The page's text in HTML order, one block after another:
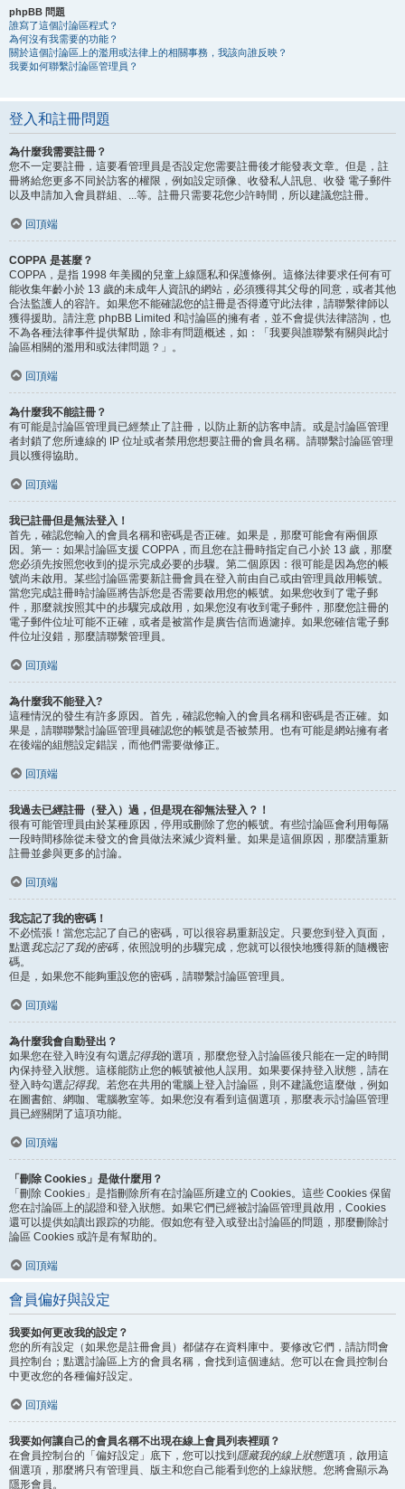
phpBB 問題
誰寫了這個討論區程式？
為何沒有我需要的功能？
關於這個討論區上的濫用或法律上的相關事務，我該向誰反映？
我要如何聯繫討論區管理員？
登入和註冊問題
為什麼我需要註冊？
您不一定要註冊，這要看管理員是否設定您需要註冊後才能發表文章。但是，註
冊將給您更多不同於訪客的權限，例如設定頭像、收發私人訊息、收發 電子郵件
以及申請加入會員群組、...等。註冊只需要花您少許時間，所以建議您註冊。
回頂端
COPPA 是甚麼？
COPPA，是指 1998 年美國的兒童上線隱私和保護條例。這條法律要求任何有可
能收集年齡小於 13 歲的未成年人資訊的網站，必須獲得其父母的同意，或者其他
合法監護人的容許。如果您不能確認您的註冊是否得遵守此法律，請聯繫律師以
獲得援助。請注意 phpBB Limited 和討論區的擁有者，並不會提供法律諮詢，也
不為各種法律事件提供幫助，除非有問題概述，如：「我要與誰聯繫有關與此討
論區相關的濫用和或法律問題？」。
回頂端
為什麼我不能註冊？
有可能是討論區管理員已經禁止了註冊，以防止新的訪客申請。或是討論區管理
者封鎖了您所連線的 IP 位址或者禁用您想要註冊的會員名稱。請聯繫討論區管理
員以獲得協助。
回頂端
我已註冊但是無法登入！
首先，確認您輸入的會員名稱和密碼是否正確。如果是，那麼可能會有兩個原
因。第一：如果討論區支援 COPPA，而且您在註冊時指定自己小於 13 歲，那麼
您必須先按照您收到的提示完成必要的步驟。第二個原因：很可能是因為您的帳
號尚未啟用。某些討論區需要新註冊會員在登入前由自己或由管理員啟用帳號。
當您完成註冊時討論區將告訴您是否需要啟用您的帳號。如果您收到了電子郵
件，那麼就按照其中的步驟完成啟用，如果您沒有收到電子郵件，那麼您註冊的
電子郵件位址可能不正確，或者是被當作是廣告信而過濾掉。如果您確信電子郵
件位址沒錯，那麼請聯繫管理員。
回頂端
為什麼我不能登入?
這種情況的發生有許多原因。首先，確認您輸入的會員名稱和密碼是否正確。如
果是，請聯聯繫討論區管理員確認您的帳號是否被禁用。也有可能是網站擁有者
在後端的組態設定錯誤，而他們需要做修正。
回頂端
我過去已經註冊（登入）過，但是現在卻無法登入？！
很有可能管理員由於某種原因，停用或刪除了您的帳號。有些討論區會利用每隔
一段時間移除從未發文的會員做法來減少資料量。如果是這個原因，那麼請重新
註冊並參與更多的討論。
回頂端
我忘記了我的密碼！
不必慌張！當您忘記了自己的密碼，可以很容易重新設定。只要您到登入頁面，
點選我忘記了我的密碼，依照說明的步驟完成，您就可以很快地獲得新的隨機密
碼。
但是，如果您不能夠重設您的密碼，請聯繫討論區管理員。
回頂端
為什麼我會自動登出？
如果您在登入時沒有勾選記得我的選項，那麼您登入討論區後只能在一定的時間
內保持登入狀態。這樣能防止您的帳號被他人誤用。如果要保持登入狀態，請在
登入時勾選記得我。若您在共用的電腦上登入討論區，則不建議您這麼做，例如
在圖書館、網咖、電腦教室等。如果您沒有看到這個選項，那麼表示討論區管理
員已經關閉了這項功能。
回頂端
「刪除 Cookies」是做什麼用？
「刪除 Cookies」是指刪除所有在討論區所建立的 Cookies。這些 Cookies 保留
您在討論區上的認證和登入狀態。如果它們已經被討論區管理員啟用，Cookies
還可以提供如讀出跟踪的功能。假如您有登入或登出討論區的問題，那麼刪除討
論區 Cookies 或許是有幫助的。
回頂端
會員偏好與設定
我要如何更改我的設定？
您的所有設定（如果您是註冊會員）都儲存在資料庫中。要修改它們，請訪問會
員控制台；點選討論區上方的會員名稱，會找到這個連結。您可以在會員控制台
中更改您的各種偏好設定。
回頂端
我要如何讓自己的會員名稱不出現在線上會員列表裡頭？
在會員控制台的「偏好設定」底下，您可以找到 隱藏我的線上狀態選項，啟用這
個選項，那麼將只有管理員、版主和您自己能看到您的上線狀態。您將會顯示為
隱形會員。